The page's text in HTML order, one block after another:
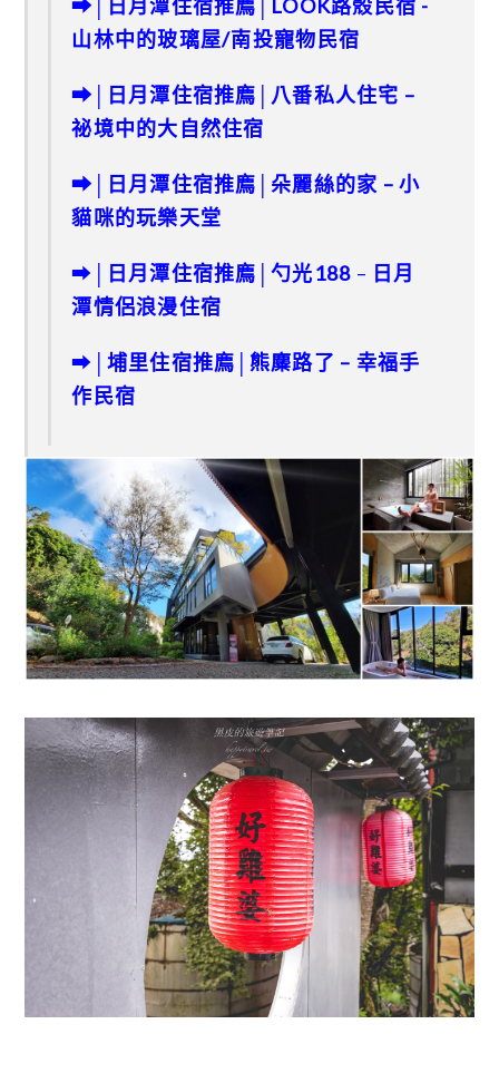
➡│日月潭住宿推廌│LOOK路殼民宿 -
山林中的玻璃屋/南投寵物民宿
➡ 日月潭住宿推廌
八番私人住宅 –
祕境中的大自然住宿
➡│日月潭住宿推廌│朵麗絲的家 – 小
貓咪的玩樂天堂
➡│ 日月潭住宿推廌 │勺光188 – 日月
潭情侶浪漫住宿
➡ 埔里住宿推廌
熊麋路了 – 幸福手
作民宿